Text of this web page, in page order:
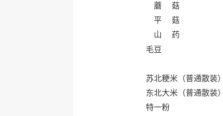
蘑 菇
平 菇
山 药
毛豆
苏北粳米（普通散装
东北大米（普通散装
特一粉